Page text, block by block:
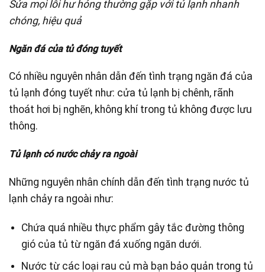
Sửa mọi lỗi hư hỏng thường gặp với tủ lạnh nhanh
chóng, hiệu quả
Ngăn đá của tủ đóng tuyết
Có nhiều nguyên nhân dẫn đến tình trạng ngăn đá của
tủ lạnh đóng tuyết như: cửa tủ lạnh bị chênh, rãnh
thoát hơi bị nghẽn, không khí trong tủ không được lưu
thông.
Tủ lạnh có nước chảy ra ngoài
Những nguyên nhân chính dẫn đến tình trạng nước tủ
lạnh chảy ra ngoài như:
Chứa quá nhiều thực phẩm gây tắc đường thông
gió của tủ từ ngăn đá xuống ngăn dưới.
Nước từ các loại rau củ mà bạn bảo quản trong tủ